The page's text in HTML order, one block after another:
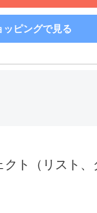
ピングで見る
ト（リスト